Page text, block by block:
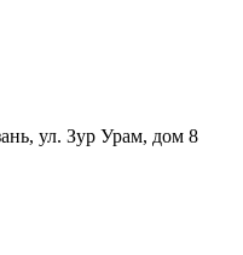
ул. Зур Урам, дом 8